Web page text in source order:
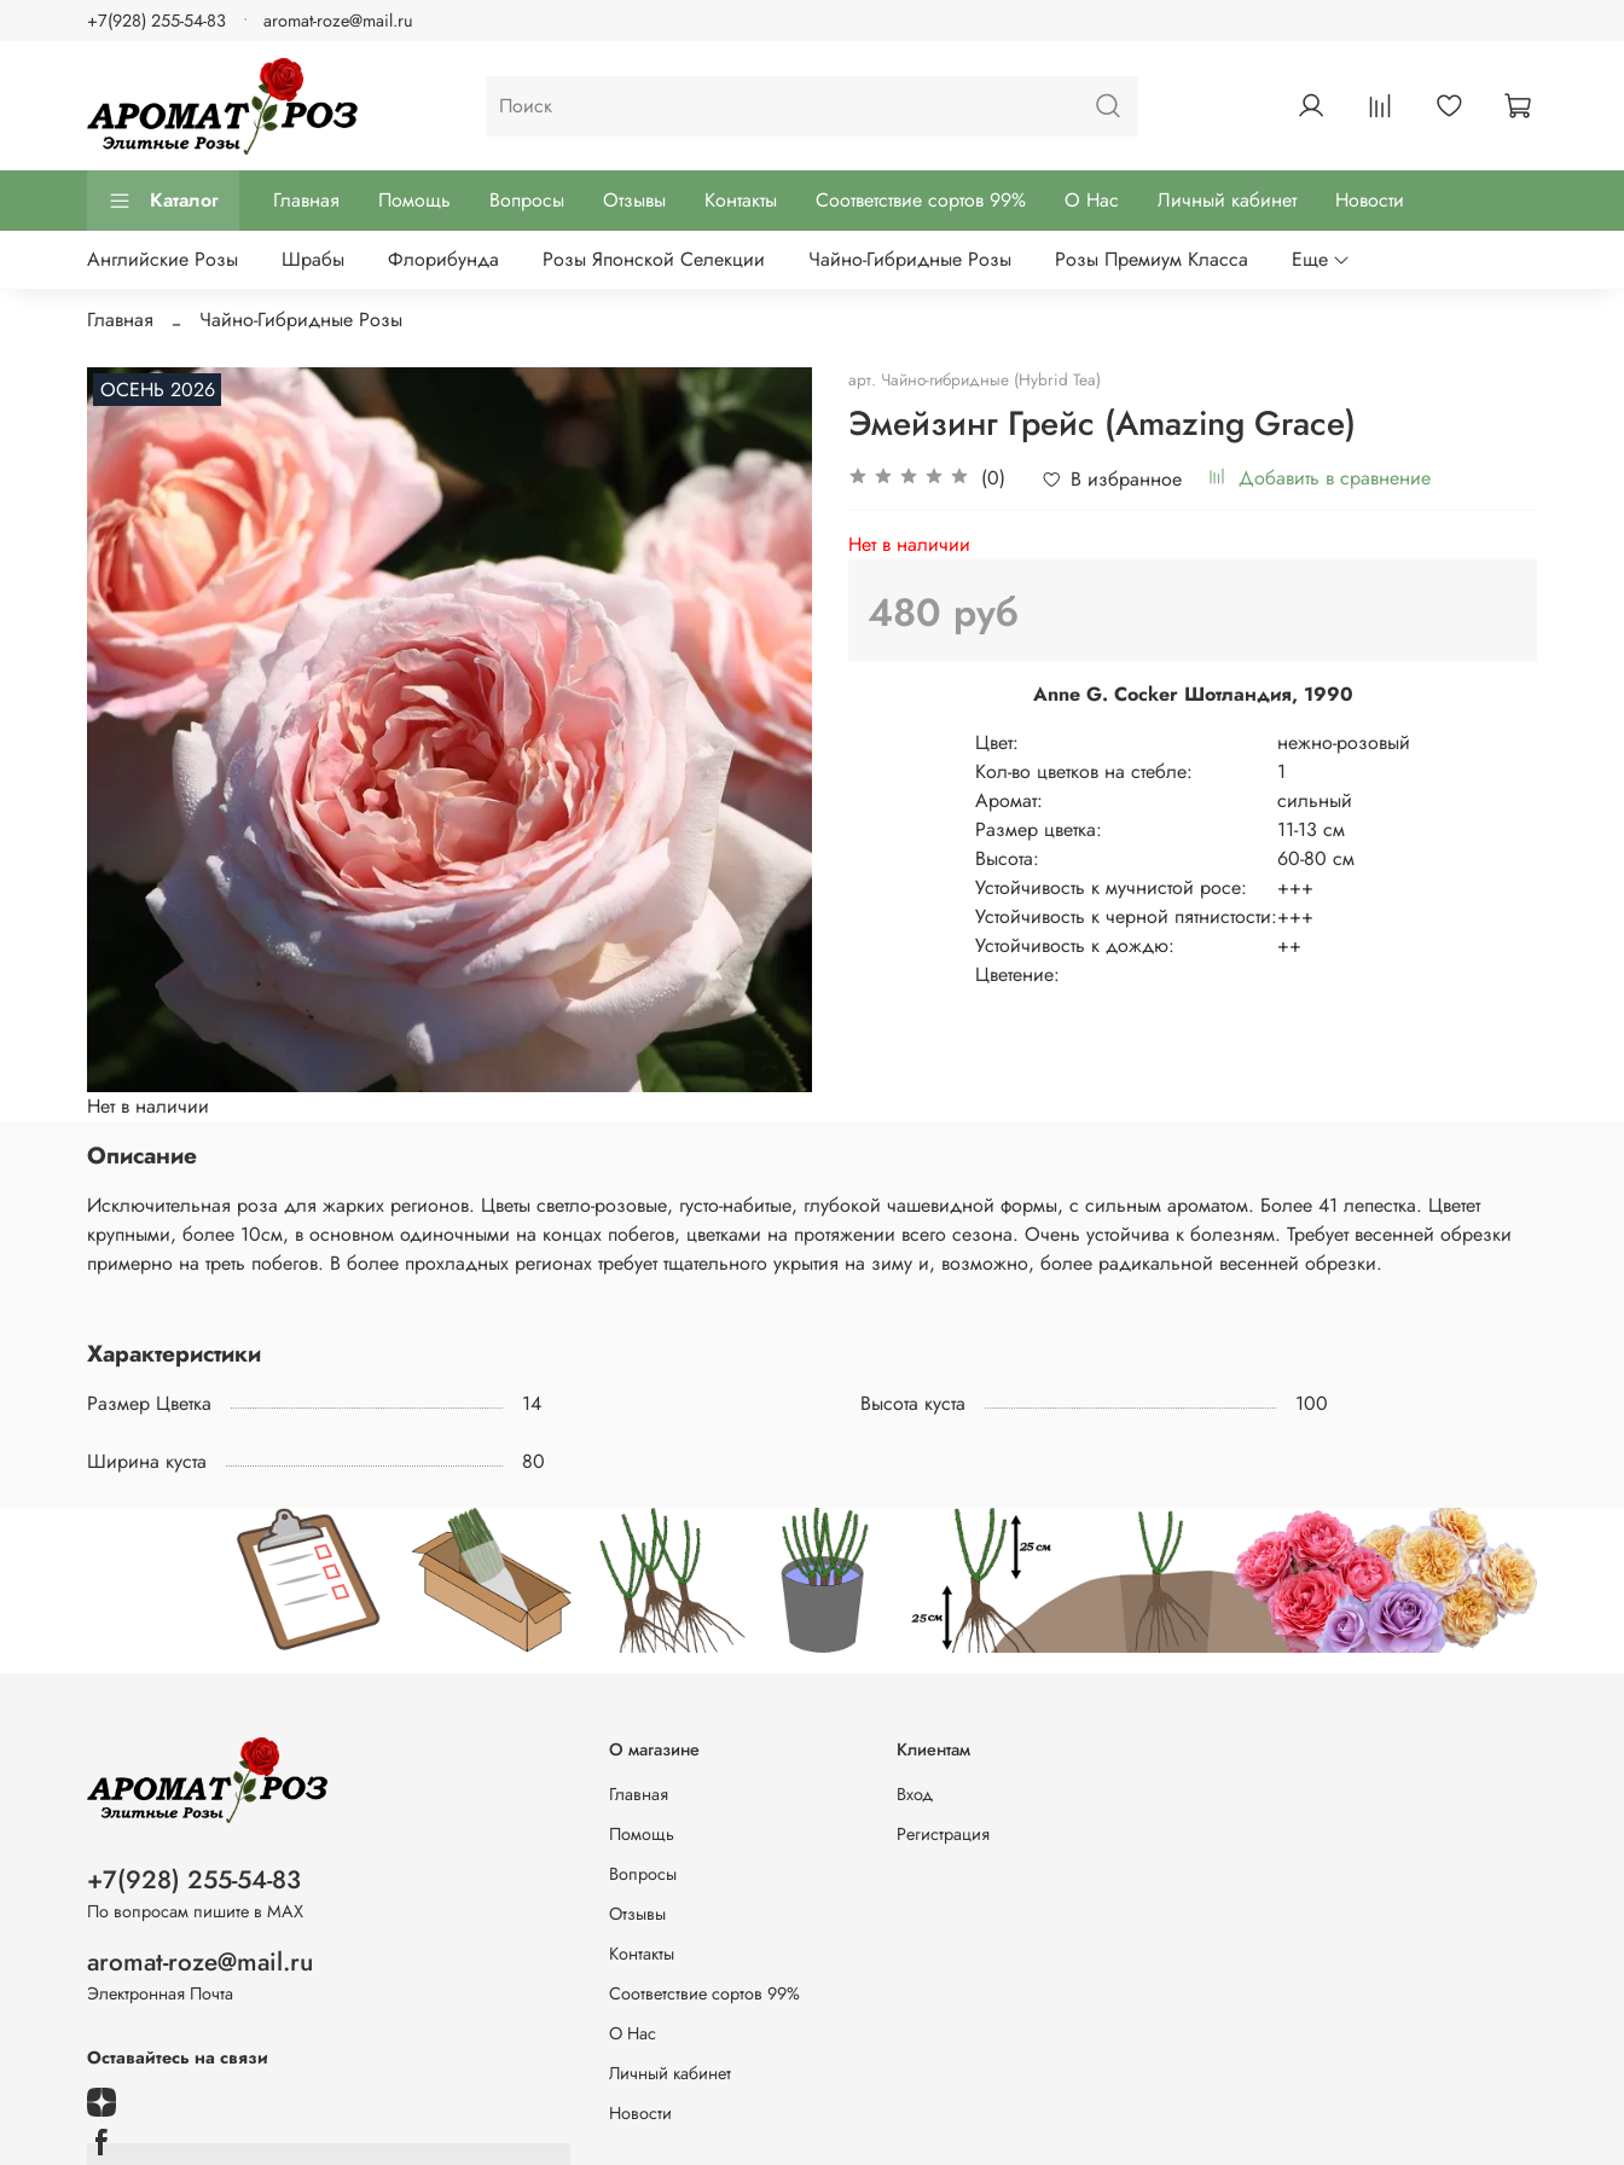
+7(928) 255-54-83 aromat-roze@mail.ru
Каталог Главная Помощь Вопросы Отзывы Контакты Соответствие сортов 99% О Нас Личный кабинет Новости
Английские Розы Шрабы Флорибунда Розы Японской Селекции Чайно-Гибридные Розы Розы Премиум Класса Еще
Главная Чайно-Гибридные Розы
Нет в наличии
ОСЕНЬ 2026 арт. Чайно-гибридные (Hybrid Tea)
Эмейзинг Грейс (Amazing Grace)
(0) В избранное Добавить в сравнение
Нет в наличии
480 руб
Anne G. Cocker Шотландия, 1990
Цвет:
нежно-розовый
Кол-во цветков на стебле:
1
Аромат:
сильный
Размер цветка:
11-13 см
Высота:
60-80 см
Устойчивость к мучнистой росе:
+++
Устойчивость к черной пятнистости:+++
Устойчивость к дождю:
++
Цветение:
Описание
Исключительная роза для жарких регионов. Цветы светло-розовые, густо-набитые, глубокой чашевидной формы, с сильным ароматом. Более 41 лепестка. Цветет
крупными, более 10см, в основном одиночными на концах побегов, цветками на протяжении всего сезона. Очень устойчива к болезням. Требует весенней обрезки
примерно на треть побегов. В более прохладных регионах требует тщательного укрытия на зиму и, возможно, более радикальной весенней обрезки.
Характеристики
Размер Цветка 14 Высота куста 100
Ширина куста 80
О магазине
Главная
Помощь
Вопросы
Отзывы
Контакты
Соответствие сортов 99%
О Нас
Личный кабинет
Новости
Клиентам
Вход
Регистрация
+7(928) 255-54-83
По вопросам пишите в МАХ
aromat-roze@mail.ru
Электронная Почта
Оставайтесь на связи